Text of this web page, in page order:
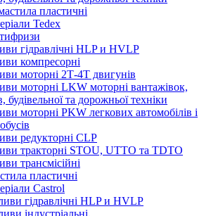
пластичні
Tedex
гідравлічні HLP и HVLP
компресорні
моторні 2Т-4Т двигунів
моторні LKW моторні вантажівок,
будівельної та дорожньої техніки
моторні PKW легкових автомобілів і
редукторні CLP
тракторні STOU, UTTO та TDTO
трансмісійні
пластичні
Castrol
гідравлічні HLP и HVLP
індустріальні.